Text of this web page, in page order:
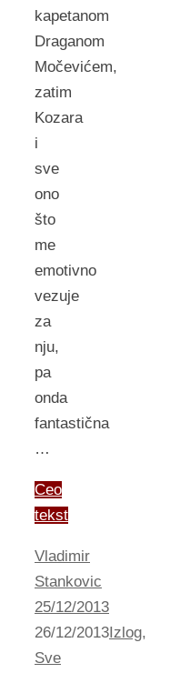
kapetanom
Draganom
Močevićem,
zatim
Kozara
i
sve
ono
što
me
emotivno
vezuje
za
nju,
pa
onda
fantastična
…
Ceo
tekst
Vladimir
Stankovic
25/12/2013
26/12/2013Izlog,
Sve